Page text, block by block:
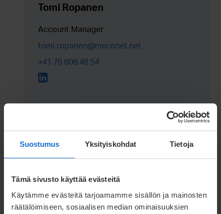
Suostumus Yksityiskohdat Tietoja
Tämä sivusto käyttää evästeitä
Käytämme evästeitä tarjoamamme sisällön ja mainosten
räätälöimiseen, sosiaalisen median ominaisuuksien
Tomi Ropanen
Account Manager
tomi.ropanen@meconet.net
+41 76 608 48 54